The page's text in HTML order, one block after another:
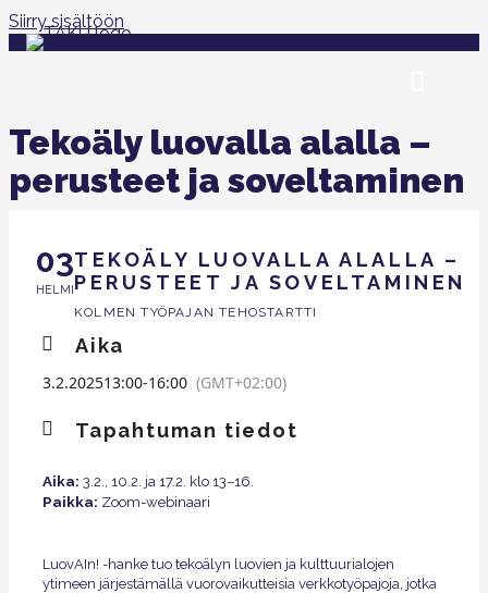
Siirry sisältöön
Tekoäly luovalla alalla –
perusteet ja soveltaminen
03
HELMI
TEKOÄLY LUOVALLA ALALLA –
PERUSTEET JA SOVELTAMINEN
KOLMEN TYÖPAJAN TEHOSTARTTI
Aika
3.2.202513:00-16:00 (GMT+02:00)
Tapahtuman tiedot
Aika: 3.2., 10.2. ja 17.2. klo 13–16.
Paikka: Zoom-webinaari
LuovAIn! -hanke tuo tekoälyn luovien ja kulttuurialojen
ytimeen järjestämällä vuorovaikutteisia verkkotyöpajoja, jotka